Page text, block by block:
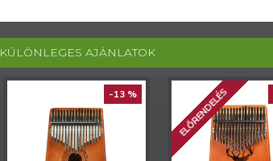
KÜLÖNLEGES AJÁNLATOK
-13 % ELŐRENDELÉS